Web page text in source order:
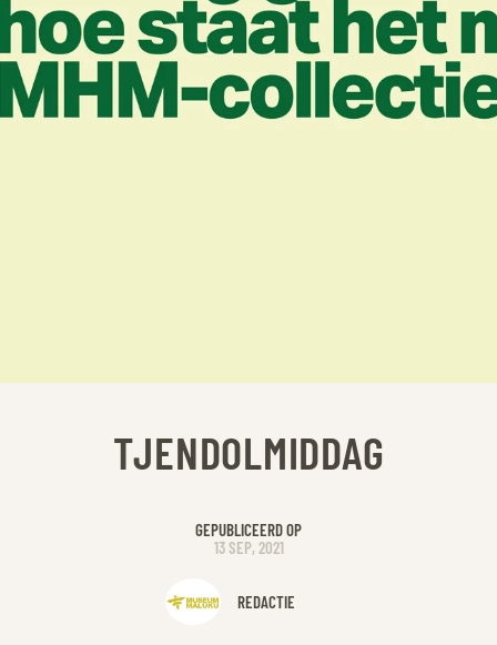
TJENDOLMIDDAG
GEPUBLICEERD OP
13 SEP, 2021
REDACTIE